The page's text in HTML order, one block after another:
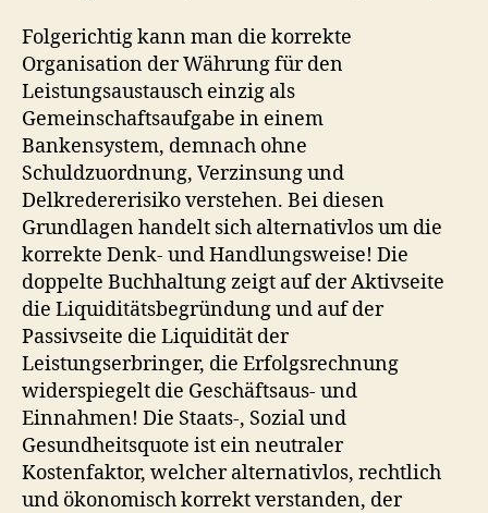
Folgerichtig kann man die korrekte
Organisation der Währung für den
Leistungsaustausch einzig als
Gemeinschaftsaufgabe in einem
Bankensystem, demnach ohne
Schuldzuordnung, Verzinsung und
Delkredererisiko verstehen. Bei diesen
Grundlagen handelt sich alternativlos um die
korrekte Denk- und Handlungsweise! Die
doppelte Buchhaltung zeigt auf der Aktivseite
die Liquiditätsbegründung und auf der
Passivseite die Liquidität der
Leistungserbringer, die Erfolgsrechnung
widerspiegelt die Geschäftsaus- und
Einnahmen! Die Staats-, Sozial und
Gesundheitsquote ist ein neutraler
Kostenfaktor, welcher alternativlos, rechtlich
und ökonomisch korrekt verstanden, der